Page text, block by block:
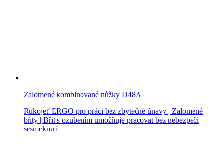
Zalomené kombinované nůžky D48A
Rukojeť ERGO pro práci bez zbytečné únavy | Zalomené
břity | Břit s ozubením umožňuje pracovat bez nebezpečí
sesmeknutí